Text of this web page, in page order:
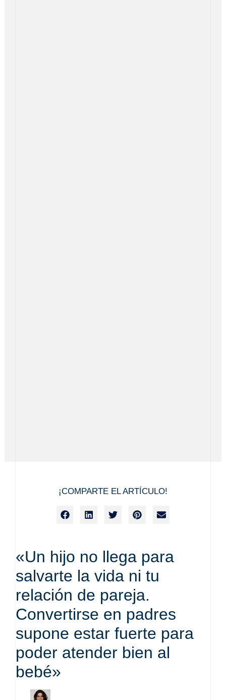
¡COMPARTE EL ARTÍCULO!
«Un hijo no llega para
salvarte la vida ni tu
relación de pareja.
Convertirse en padres
supone estar fuerte para
poder atender bien al
bebé»